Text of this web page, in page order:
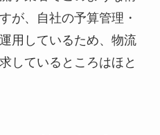
が、自社の予算管理・
用しているため、物流
しているところはほと